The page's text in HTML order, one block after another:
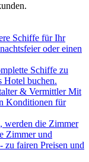
Schiffe für Ihr
oder einen
Schiffe zu
Hotel buchen.
& Vermittler Mit
Konditionen für
werden die Zimmer
Zimmer und
zu fairen Preisen und